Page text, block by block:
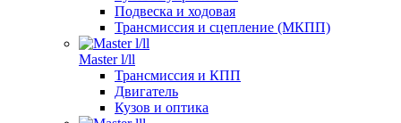
Подвеска и ходовая
Трансмиссия и сцепление (МКПП)
Master l/ll
Трансмиссия и КПП
Двигатель
Кузов и оптика